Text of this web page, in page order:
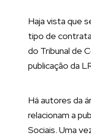
Haja vista que
tipo de
do Tribunal de
publicação da
Há autores da
relacionam a
Sociais. Uma